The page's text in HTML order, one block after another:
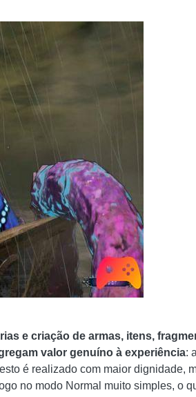
e criação de armas, itens,
valor genuíno à experiência:
é realizado com maior dignidade,
no modo Normal muito simples, o